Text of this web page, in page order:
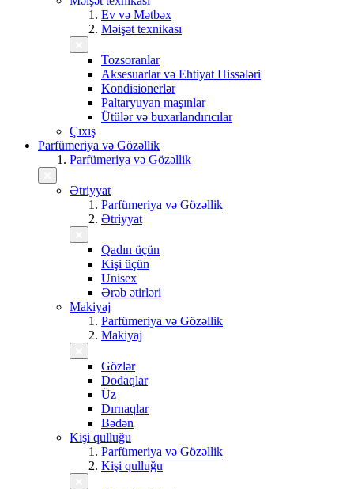
Ev və Mətbəx
Məişət texnikası
Tozsoranlar
Aksesuarlar və Ehtiyat Hissələri
Kondisionerlər
Paltaryuyan maşınlar
Ütülər və buxarlandırıcılar
Çıxış
Parfümeriya və Gözəllik
Parfümeriya və Gözəllik
Ətriyyat
Parfümeriya və Gözəllik
Ətriyyat
Qadın üçün
Kişi üçün
Unisex
Ərəb ətirləri
Makiyaj
Parfümeriya və Gözəllik
Makiyaj
Gözlər
Dodaqlar
Üz
Dırnaqlar
Bədən
Kişi qulluğu
Parfümeriya və Gözəllik
Kişi qulluğu